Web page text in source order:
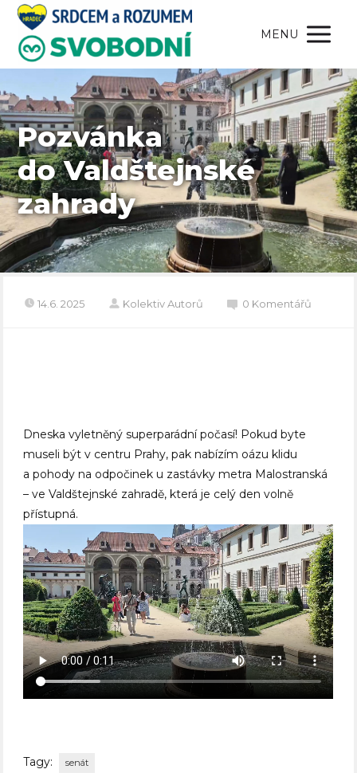
MENU
Pozvánka
do Valdštejnské
zahrady
14.6. 2025 Kolektiv Autorů 0 Komentářů
Dneska vyletněný superparádní počasí! Pokud byte
museli být v centru Prahy, pak nabízím oázu klidu
a pohody na odpočinek u zastávky metra Malostranská
– ve Valdštejnské zahradě, která je celý den volně
přístupná.
Tagy: senát